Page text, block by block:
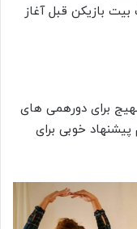
بازیکن قبل آغاز
برای دورهمی های
خوبی برای